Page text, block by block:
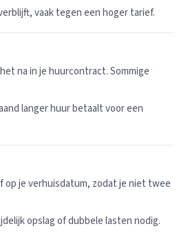
vaak tegen een hoger tarief.
na in je huurcontract. Sommige
langer huur betaalt voor een
op je verhuisdatum, zodat je niet twee
opslag of dubbele lasten nodig.